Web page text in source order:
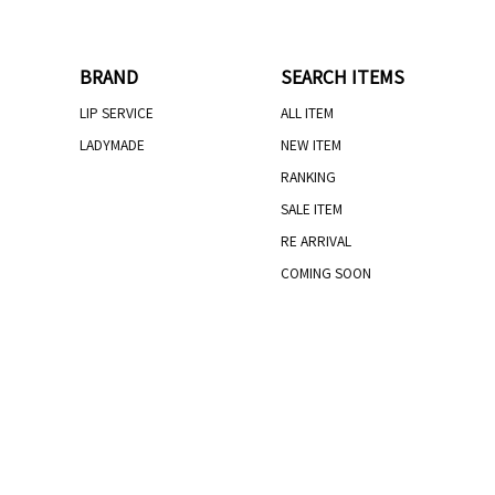
BRAND
LIP SERVICE
LADYMADE
SEARCH ITEMS
ALL ITEM
NEW ITEM
RANKING
SALE ITEM
RE ARRIVAL
COMING SOON